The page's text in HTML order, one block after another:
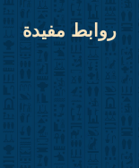
e
g
u
b
e
روابط مفيدة